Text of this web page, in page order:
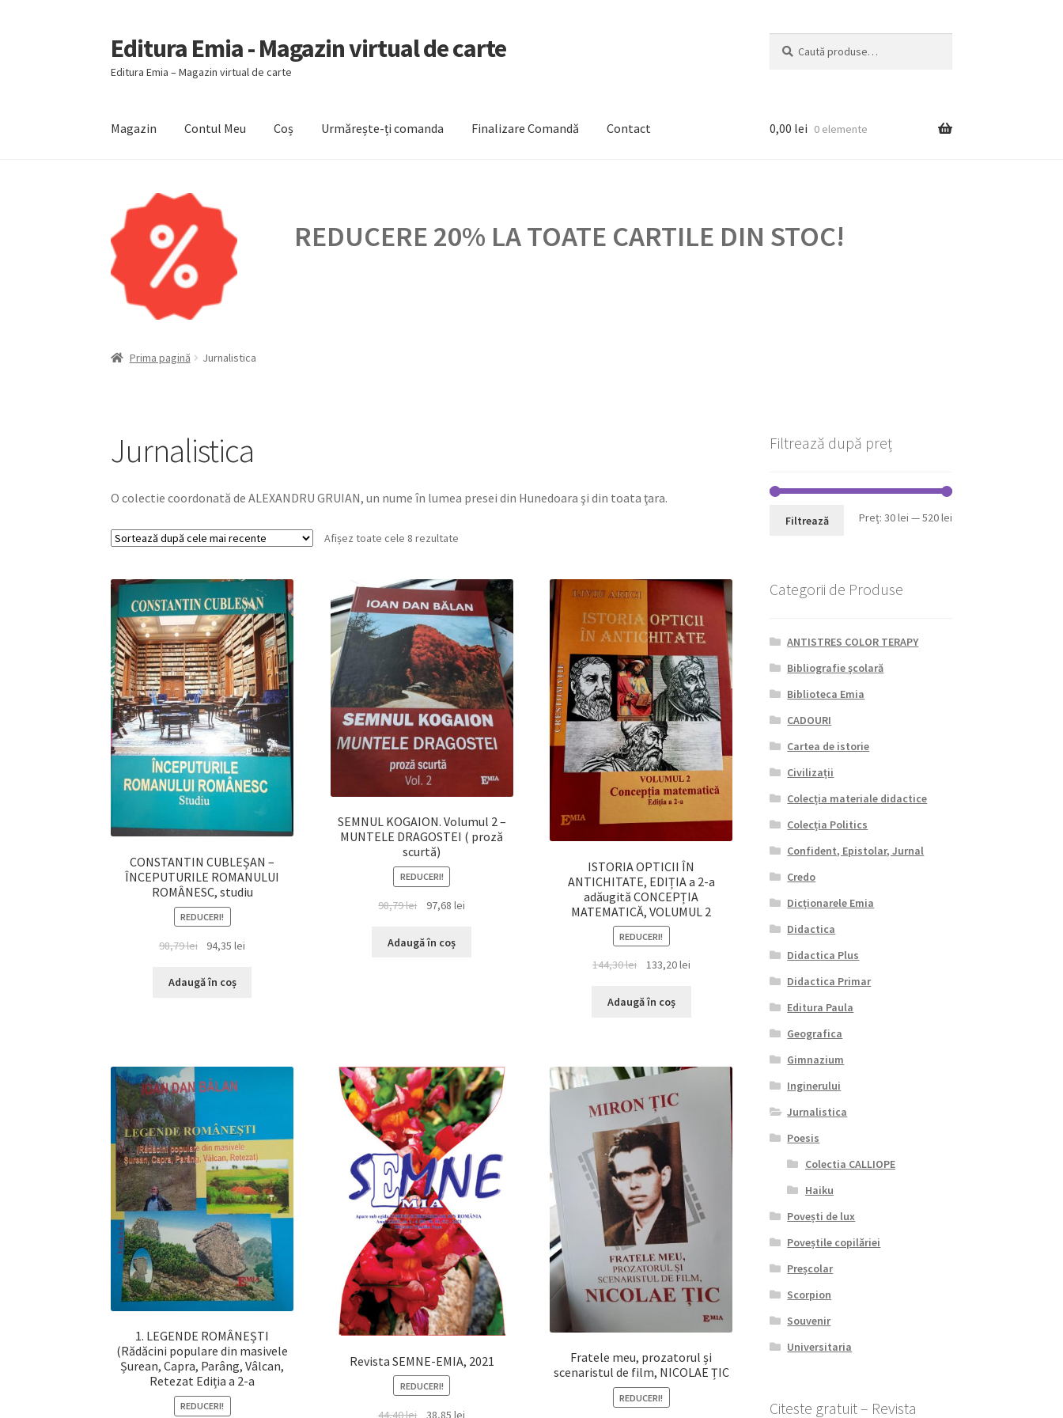
Sari
la
navigare
Sari
la
conținut
Editura Emia - Magazin virtual de carte
Editura Emia – Magazin virtual de carte
după:
Magazin Contul Meu Coș Urmărește-ți comanda Finalizare Comandă Contact 0,00 lei 0 elemente
REDUCERE 20% LA TOATE CARTILE DIN STOC!
Prima pagină Jurnalistica
Jurnalistica
O colectie coordonată de ALEXANDRU GRUIAN, un nume în lumea presei din Hunedoara şi din toata ţara.
Afișez toate cele 8 rezultate
mai
recente
CONSTANTIN CUBLEȘAN –
ÎNCEPUTURILE ROMANULUI
ROMÂNESC, studiu
REDUCERI!
98,79lei
Prețul
a
94,35lei
Adaugă în coș
SEMNUL KOGAION. Volumul 2 –
MUNTELE DRAGOSTEI ( proză
scurtă)
REDUCERI!
98,79lei
Prețul
a
97,68 lei
Adaugă în coș
ISTORIA OPTICII ÎN
ANTICHITATE, EDIȚIA a 2-a
adăugită CONCEPȚIA
MATEMATICĂ, VOLUMUL 2
REDUCERI!
144,30lei
Prețul
a
133,20leiPrețul
Adaugă în coș
1. LEGENDE ROMÂNEȘTI
(Rădăcini populare din masivele
Șurean, Capra, Parâng, Vâlcan,
Retezat Ediția a 2-a
REDUCERI!
Revista SEMNE-EMIA, 2021
REDUCERI!
44,40lei
Prețul
38,85 lei
Fratele meu, prozatorul și
scenaristul de film, NICOLAE ȚIC
REDUCERI!
Filtrează după preț
Preț
Preț
Filtrează Preț: 30 lei —520 lei
Categorii de Produse
ANTISTRES COLOR TERAPY
Bibliografie şcolară
Biblioteca Emia
CADOURI
Cartea de istorie
Civilizații
Colecția materiale didactice
Colecția Politics
Confident, Epistolar, Jurnal
Credo
Dicționarele Emia
Didactica
Didactica Plus
Didactica Primar
Editura Paula
Geografica
Gimnazium
Inginerului
Jurnalistica
Poesis
Colectia CALLIOPE
Haiku
Povești de lux
Poveștile copilăriei
Preșcolar
Scorpion
Souvenir
Universitaria
Citeste gratuit – Revista